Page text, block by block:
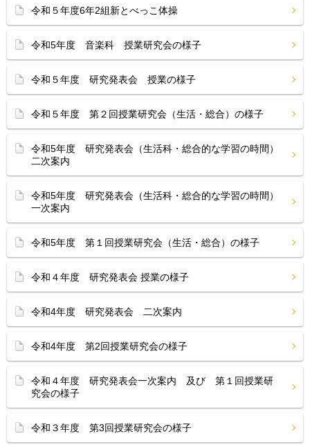
令和５年度6年2組新とべっこ体操
令和5年度 音楽科 授業研究会の様子
令和５年度 研究発表会 授業の様子
令和５年度 第２回授業研究会（生活・総合）の様子
令和5年度 研究発表会（生活科・総合的な学習の時間）
二次案内
令和5年度 研究発表会（生活科・総合的な学習の時間）
一次案内
令和5年度 第１回授業研究会（生活・総合）の様子
令和４年度 研究発表会 授業の様子
令和4年度 研究発表会 二次案内
令和4年度 第2回授業研究会の様子
令和４年度 研究発表会一次案内 及び 第１回授業研
究会の様子
令和３年度 第3回授業研究会の様子